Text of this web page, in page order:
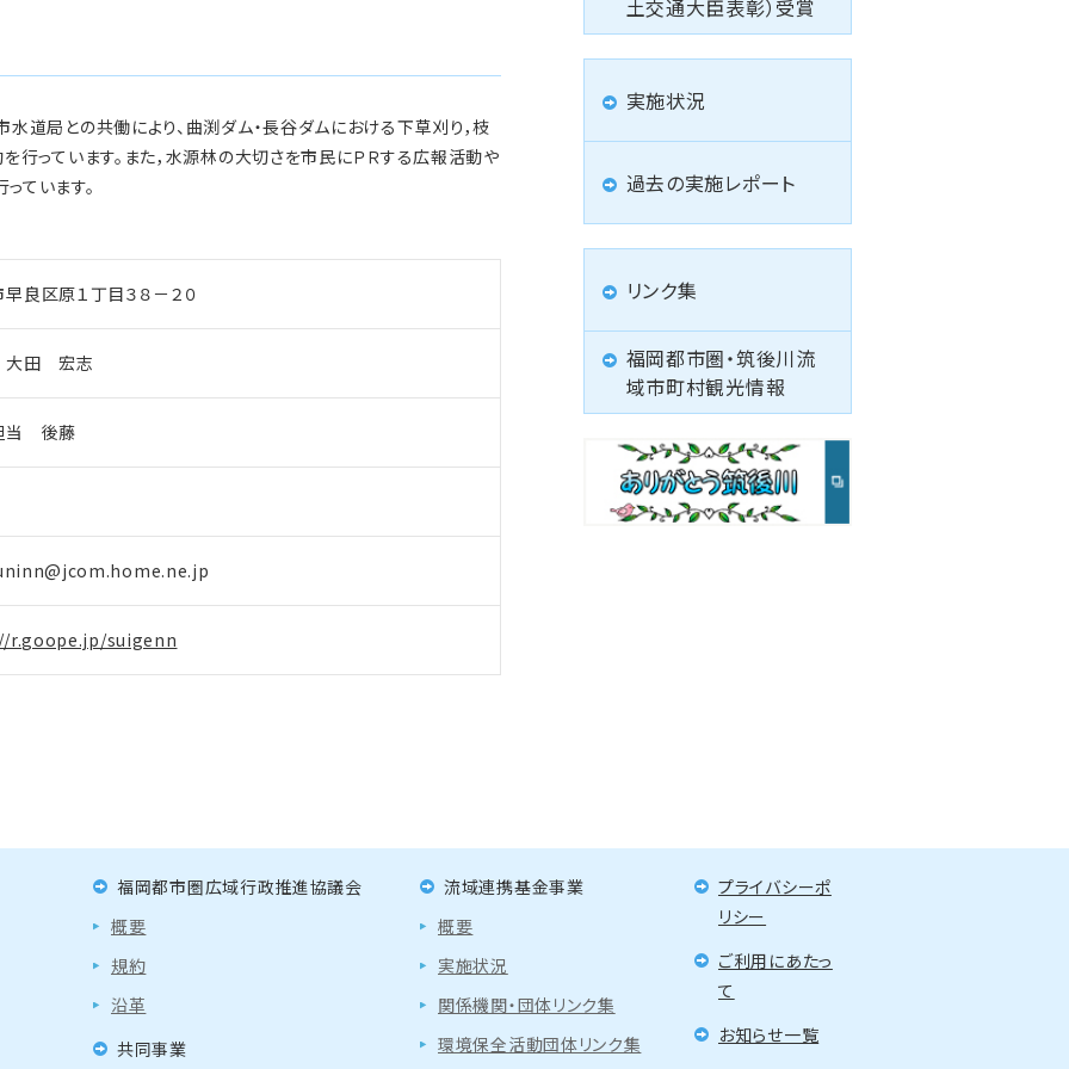
道局との共働により、曲渕ダム・長谷ダムにおける下草刈り，枝
行っています。また，水源林の大切さを市民にＰＲする広報活動や
ています。
良区原１丁目３８－２０
田 宏志
当 後藤
r.goope.jp/suigenn
土交通大臣表彰）受賞
実施状況
過去の実施レポート
リンク集
福岡都市圏・筑後川流
域市町村観光情報
福岡都市圏広域行政推進協議会
概要
規約
沿革
共同事業
流域連携基金事業
概要
実施状況
関係機関・団体リンク集
環境保全活動団体リンク集
プライバシーポ
リシー
ご利用にあたっ
て
お知らせ一覧